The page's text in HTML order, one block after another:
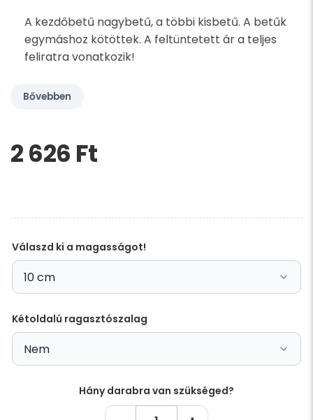
A kezdőbetű nagybetű, a többi kisbetű. A betűk
egymáshoz kötöttek. A feltüntetett ár a teljes
feliratra vonatkozik!
Bővebben
Kérem,
hagyja
2 626 Ft‎
Válaszd ki a magasságot!
Kétoldalú ragasztószalag
Hány darabra van szükséged?